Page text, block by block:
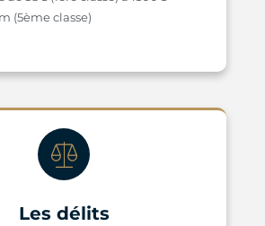
(5ème classe)
Les délits